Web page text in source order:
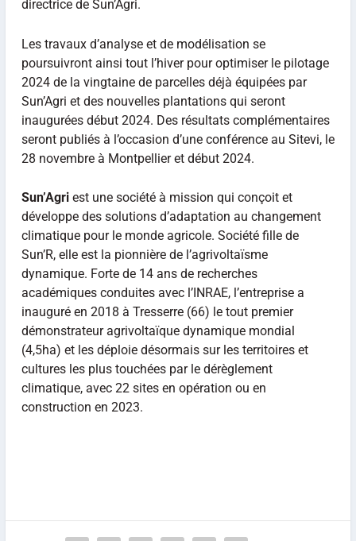
directrice de Sun’Agri.
Les travaux d’analyse et de modélisation se
poursuivront ainsi tout l’hiver pour optimiser le pilotage
2024 de la vingtaine de parcelles déjà équipées par
Sun’Agri et des nouvelles plantations qui seront
inaugurées début 2024. Des résultats complémentaires
seront publiés à l’occasion d’une conférence au Sitevi, le
28 novembre à Montpellier et début 2024.
Sun’Agriest une société à mission qui conçoit et
développe des solutions d’adaptation au changement
climatique pour le monde agricole. Société fille de
Sun’R, elle est la pionnière de l’agrivoltaïsme
dynamique. Forte de 14 ans de recherches
académiques conduites avec l’INRAE, l’entreprise a
inauguré en 2018 à Tresserre (66) le tout premier
démonstrateur agrivoltaïque dynamique mondial
(4,5ha) et les déploie désormais sur les territoires et
cultures les plus touchées par le dérèglement
climatique, avec 22 sites en opération ou en
construction en 2023.